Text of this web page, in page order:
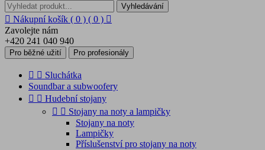
Vyhledávání
 Nákupní košík ( 0 ) ( 0 ) 
Zavolejte nám
+420 241 040 940
Pro běžné užití Pro profesionály
  Sluchátka
Soundbar a subwoofery
  Hudební stojany
  Stojany na noty a lampičky
Stojany na noty
Lampičky
Příslušenství pro stojany na noty